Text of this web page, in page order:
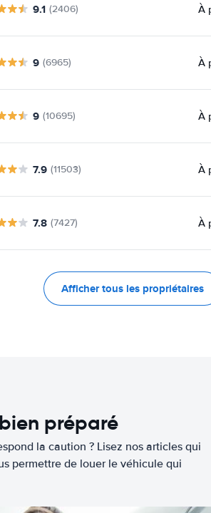
9.1 (2406) À
9 (6965) À
9 (10695) À
7.9 (11503) À
7.8 (7427) À
Afficher tous les propriétaires
préparé
la caution ? Lisez nos articles qui
permettre de louer le véhicule qui